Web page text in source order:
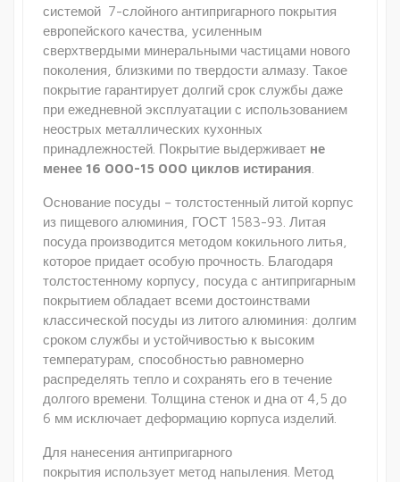
системой 7-слойного антипригарного покрытия
европейского качества, усиленным
сверхтвердыми минеральными частицами нового
поколения, близкими по твердости алмазу. Такое
покрытие гарантирует долгий срок службы даже
при ежедневной эксплуатации с использованием
неострых металлических кухонных
принадлежностей. Покрытие выдерживает не
менее 16 000-15 000 циклов истирания
Основание посуды – толстостенный литой корпус
из пищевого алюминия, ГОСТ 1583-93. Литая
посуда производится методом кокильного литья,
которое придает особую прочность. Благодаря
толстостенному корпусу, посуда с антипригарным
покрытием обладает всеми достоинствами
классической посуды из литого алюминия: долгим
сроком службы и устойчивостью к высоким
температурам, способностью равномерно
распределять тепло и сохранять его в течение
долгого времени. Толщина стенок и дна от 4,5 до
6 мм исключает деформацию корпуса изделий.
Для нанесения антипригарного
покрытия использует метод напыления. Метод